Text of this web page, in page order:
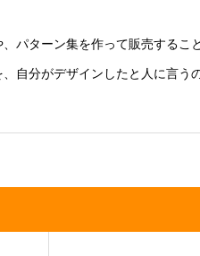
パターン集を作って販売すること
自分がデザインしたと人に言う